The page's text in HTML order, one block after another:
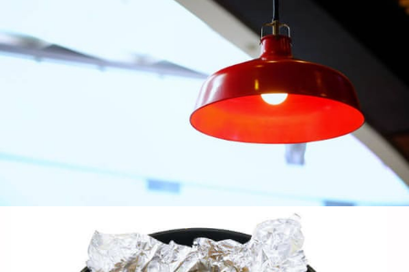
Scopri i benefici della pellicola domestica in alluminio
8011 Per l'uso di cucina quotidiano. Sicuro per il
contatto alimentare, resistente al calore, e riciclabile:
ideale per cuocere, avvolgimento, e spazio di
archiviazione.